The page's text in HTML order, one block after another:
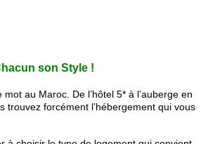
hacun son Style !
mot au Maroc. De l’hôtel 5* à l’auberge en
trouvez forcément l’hébergement qui vous